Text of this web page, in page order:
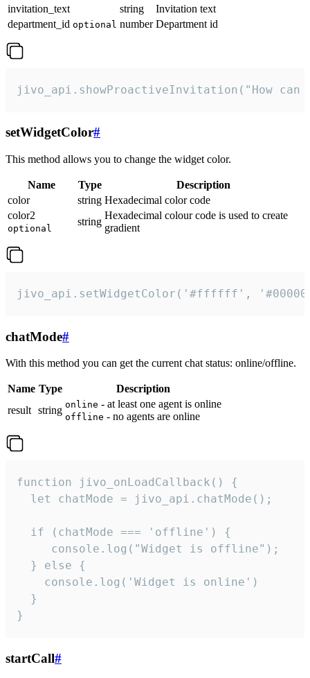
invitation_text
string
Invitation text
department_id optional number Department id
jivo_api.showProactiveInvitation("How
setWidgetColor#
This method allows you to change the widget color.
Name Type
Description
color
string Hexadecimal color code
color2
optional
string
Hexadecimal colour code is used to create
gradient
jivo_api.setWidgetColor('#ffffff',
chatMode#
With this method you can get the current chat status: online/offline.
Name Type
Description
result string online - at least one agent is online
offline - no agents are online
function jivo_onLoadCallback() {
  let chatMode = jivo_api.chatMode();
  if (chatMode === 'offline') {
     console.log("Widget is offline");
  } else {
    console.log('Widget is online')
  }
}
startCall#